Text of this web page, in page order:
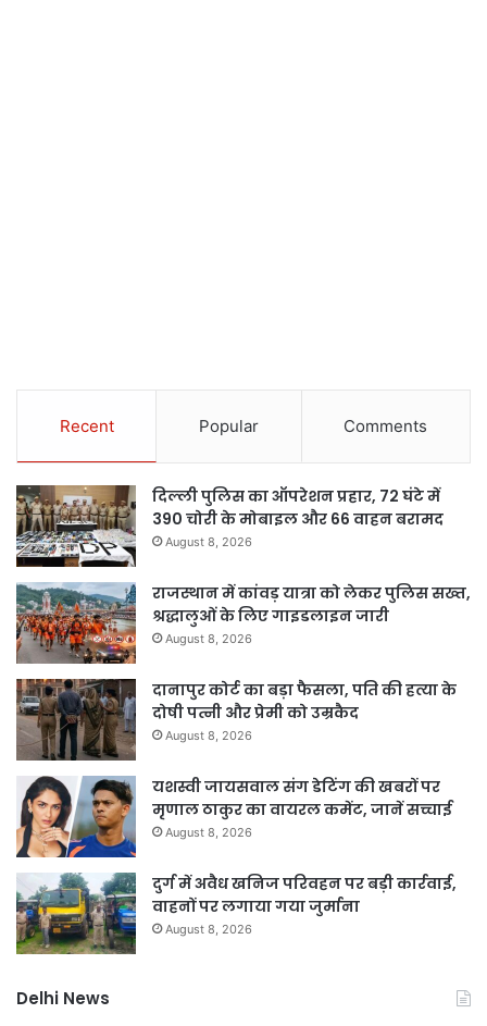
Recent Popular Comments
दिल्ली पुलिस का ऑपरेशन प्रहार, 72 घंटे में
390 चोरी के मोबाइल और 66 वाहन बरामद
August 8, 2026
राजस्थान में कांवड़ यात्रा को लेकर पुलिस सख्त,
श्रद्धालुओं के लिए गाइडलाइन जारी
August 8, 2026
दानापुर कोर्ट का बड़ा फैसला, पति की हत्या के
दोषी पत्नी और प्रेमी को उम्रकैद
August 8, 2026
यशस्वी जायसवाल संग डेटिंग की खबरों पर
मृणाल ठाकुर का वायरल कमेंट, जानें सच्चाई
August 8, 2026
दुर्ग में अवैध खनिज परिवहन पर बड़ी कार्रवाई,
वाहनों पर लगाया गया जुर्माना
August 8, 2026
Delhi News